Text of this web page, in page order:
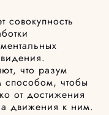
что разум
способом, чтобы
от достижения
движения к ним.